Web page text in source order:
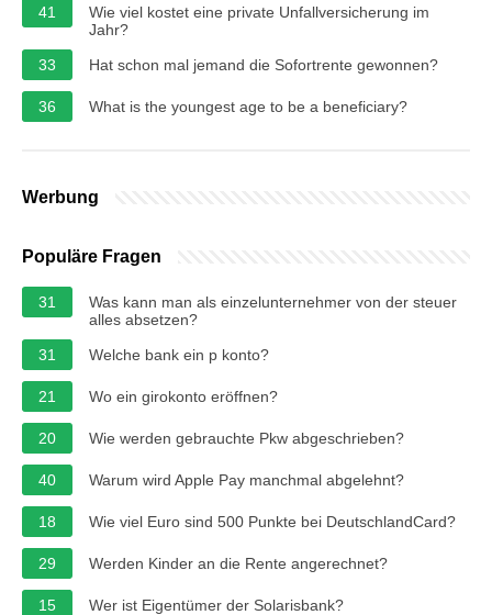
41
Wie viel kostet eine private Unfallversicherung im
Jahr?
33
Hat schon mal jemand die Sofortrente gewonnen?
36 What is the youngest age to be a beneficiary?
Werbung
Populäre Fragen
31
Was kann man als einzelunternehmer von der steuer
alles absetzen?
31
Welche bank ein p konto?
21 Wo ein girokonto eröffnen?
20 Wie werden gebrauchte Pkw abgeschrieben?
40 Warum wird Apple Pay manchmal abgelehnt?
18 Wie viel Euro sind 500 Punkte bei DeutschlandCard?
29 Werden Kinder an die Rente angerechnet?
15 Wer ist Eigentümer der Solarisbank?